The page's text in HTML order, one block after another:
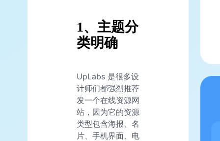
1、主题分
类明确
UpLabs 是很多设
计师们都强烈推荐
发一个在线资源网
站，因为它的资源
类型包含海报、名
片、手机界面、电